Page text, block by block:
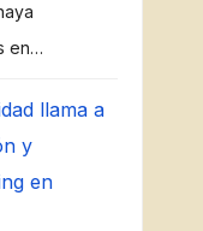
en…
llama a
y
en